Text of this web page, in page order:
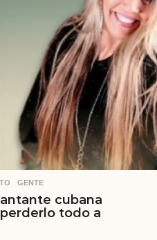
,GENTE
cubana
todo a